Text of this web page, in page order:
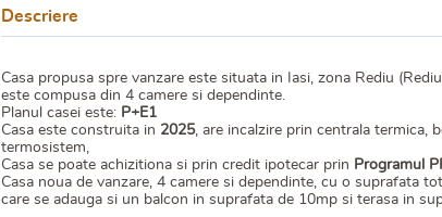
Descriere
Casa propusa spre vanzare este situata in Iasi, zona Rediu
este compusa din 4 camere si dependinte.
Planul casei este: P+E1
Casa este construita in 2025, are incalzire prin centrala termica,
termosistem,
Casa se poate achizitiona si prin credit ipotecar prin Programul
Casa noua de vanzare, 4 camere si dependinte, cu o suprafata
care se adauga si un balcon in suprafata de 10mp si terasa in